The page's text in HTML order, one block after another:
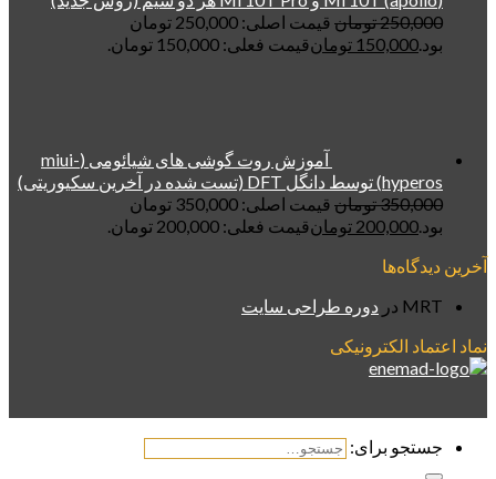
250,000تومان
قیمت اصلی: 250,000 تومان
بود.150,000 تومانقیمت فعلی: 150,000 تومان.
آموزش روت گوشی های شیائومی (miui-
hyperos) توسط دانگل DFT (تست شده در آخرین سکیوریتی)
350,000تومان
قیمت اصلی: 350,000 تومان
بود.200,000 تومانقیمت فعلی: 200,000 تومان.
آخرین دیدگاه‌ها
MRTدر دوره طراحی سایت
نماد اعتماد الکترونیکی
جستجو برای: